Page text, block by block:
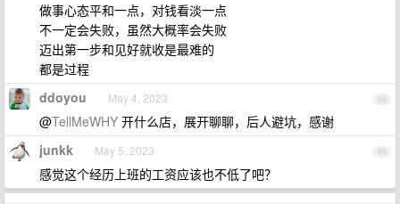
做事心态平和一点，对钱看淡一点
不一定会失败，虽然大概率会失败
迈出第一步和见好就收是最难的
都是过程
68
ddoyou May 4, 2023
@TellMeWHY 开什么店，展开聊聊，后人避坑，感谢
69
junkk May 5, 2023
感觉这个经历上班的工资应该也不低了吧？